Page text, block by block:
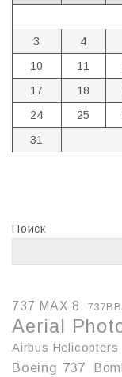
3
4
10
11
17
18
24
25
31
Поиск
737 MAX 8
Aerial
Airbus Helicopters
Boeing 737